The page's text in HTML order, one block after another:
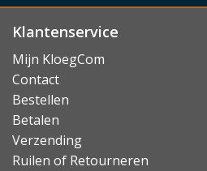
Klantenservice
Mijn KloegCom
Contact
Bestellen
Betalen
Verzending
Ruilen of Retourneren